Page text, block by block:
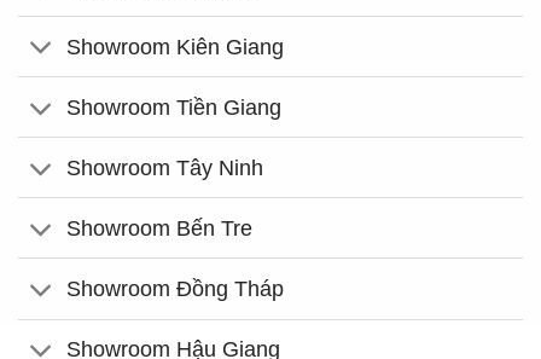
Showroom Kiên Giang
Showroom Tiền Giang
Showroom Tây Ninh
Showroom Bến Tre
Showroom Đồng Tháp
Showroom Hậu Giang